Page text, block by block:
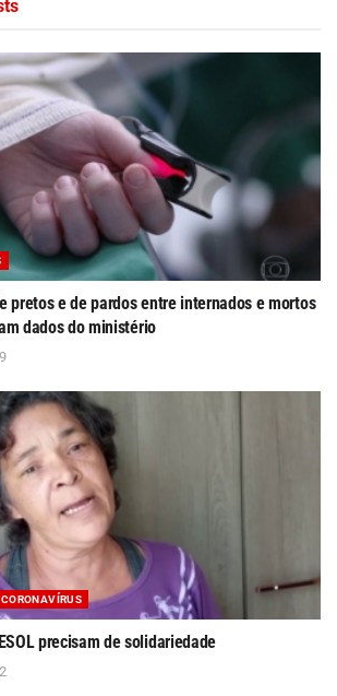
pretos e de pardos entre internados e mortos
dados do ministério
precisam de solidariedade